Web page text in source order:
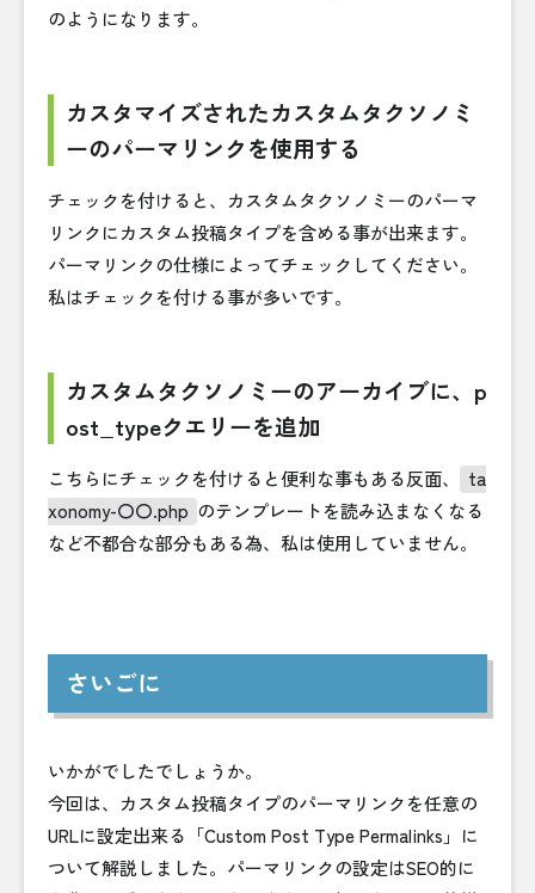
のようになります。
カスタマイズされたカスタムタクソノミ
ーのパーマリンクを使用する
チェックを付けると、カスタムタクソノミーのパーマ
リンクにカスタム投稿タイプを含める事が出来ます。
パーマリンクの仕様によってチェックしてください。
私はチェックを付ける事が多いです。
カスタムタクソノミーのアーカイブに、p
ost_typeクエリーを追加
こちらにチェックを付けると便利な事もある反面、
ta
xonomy-〇〇.php のテンプレートを読み込まなくなる
など不都合な部分もある為、私は使用していません。
さいごに
いかがでしたでしょうか。
今回は、カスタム投稿タイプのパーマリンクを任意の
URLに設定出来る「Custom Post Type Permalinks」に
ついて解説しました。パーマリンクの設定はSEO的に